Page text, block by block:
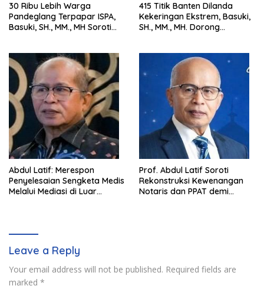
30 Ribu Lebih Warga
Pandeglang Terpapar ISPA,
Basuki, SH., MM., MH Soroti
415 Titik Banten Dilanda
Kekeringan Ekstrem, Basuki,
SH., MM., MH. Dorong
Abdul Latif: Merespon
Penyelesaian Sengketa Medis
Melalui Mediasi di Luar
Prof. Abdul Latif Soroti
Rekonstruksi Kewenangan
Notaris dan PPAT demi
Leave a Reply
Your email address will not be published. Required fields are
marked *